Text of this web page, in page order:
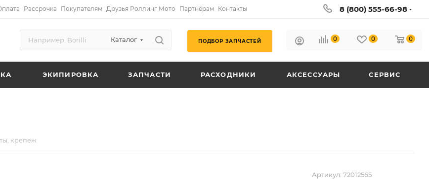
Рассрочка Покупателям Друзья Роллинг Мото Партнёрам Контакты 8 (800) 555-66-98
Каталог ПОДБОР ЗАПЧАСТЕЙ 0 0 0
ЭКИПИРОВКА ЗАПЧАСТИ РАСХОДНИКИ АКСЕССУАРЫ СЕРВИС
крепеж
Артикул: 72012565